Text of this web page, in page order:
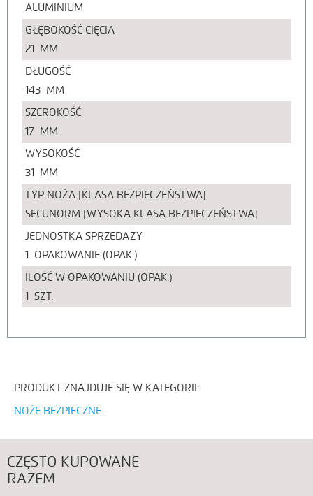
ALUMINIUM
GŁĘBOKOŚĆ CIĘCIA
21 MM
DŁUGOŚĆ
143 MM
SZEROKOŚĆ
17 MM
WYSOKOŚĆ
31 MM
TYP NOŻA [KLASA BEZPIECZEŃSTWA]
SECUNORM [WYSOKA KLASA BEZPIECZEŃSTWA]
JEDNOSTKA SPRZEDAŻY
1 OPAKOWANIE (OPAK.)
ILOŚĆ W OPAKOWANIU (OPAK.)
1 SZT.
PRODUKT ZNAJDUJE SIĘ W KATEGORII:
NOŻE BEZPIECZNE
CZĘSTO KUPOWANE
RAZEM